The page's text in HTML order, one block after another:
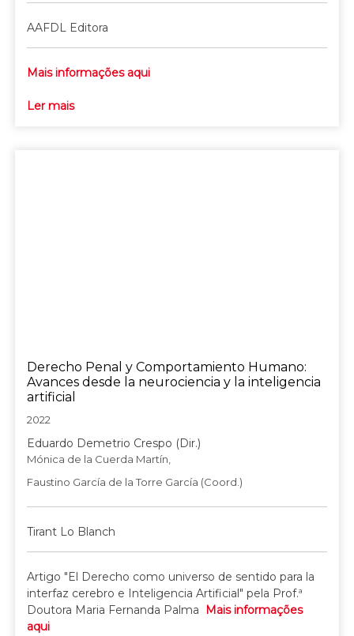
AAFDL Editora
Mais informações aqui
Ler mais
Derecho Penal y Comportamiento Humano:
Avances desde la neurociencia y la inteligencia
artificial
2022
Eduardo Demetrio Crespo (Dir.)
Mónica de la Cuerda Martín,
Faustino García de la Torre García (Coord.)
Tirant Lo Blanch
Artigo "El Derecho como universo de sentido para la
interfaz cerebro e Inteligencia Artificial" pela Prof.ª
Doutora Maria Fernanda Palma Mais informações
aqui